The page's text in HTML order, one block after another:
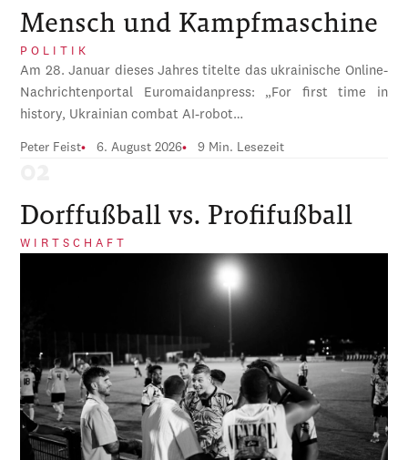
Mensch und Kampfmaschine
POLITIK
Am 28. Januar dieses Jahres titelte das ukrainische Online-
Nachrichtenportal Euromaidanpress: „For first time in
history, Ukrainian combat AI-robot…
Peter Feist 6. August 2026 9 Min. Lesezeit
Dorffußball vs. Profifußball
WIRTSCHAFT